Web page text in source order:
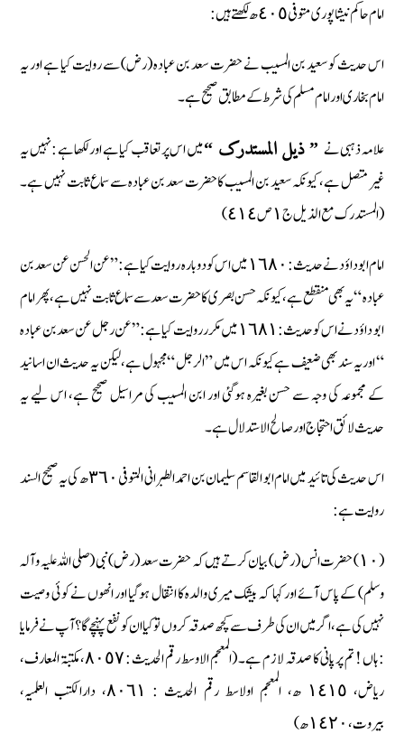
امام حاکم نیشا پوری متوفی ٤٠٥ ھ لکھتے ہیں :
اس حدیث کو سعید بن المسیب نے حضرت سعد بن عبادہ (رض) سے روایت کیا ہے اور یہ
امام بخاری اور امام مسلم کی شرط کے مطابق صحیح ہے۔
علامہ ذہبی نے ” ذیل المستدرک “میں اس پر تعاقب کیا ہے اور لکھا ہے : نہیں یہ
غیر متصل ہے، کیونکہ سعید بن المسیب کا حضرت سعد بن عبادہ سے سماع ثابت نہیں ہے۔
(المستدرک مع الذیل ج ١ ص ٤١٤)
امام ابو داؤد نے حدیث : ١٦٨٠ میں اس کو دوبارہ روایت کیا ہے : ” عن الحسن عن سعد بن
عبادہ “ یہ بھی منقطع ہے، کیونکہ حسن بصری کا حضرت سعد سے سماع ثابت نہیں ہے، پھر امام
ابو داؤد نے اس کو حدیث : ١٦٨١ میں مکرر روایت کیا ہے : ” عن رجل عن سعد بن عبادہ
“ اور یہ سند بھی ضعیف ہے کیونکہ اس میں ” الرجل “ مجہول ہے، لیکن یہ حدیث ان اسانید
کے مجموعہ کی وجہ سے حسن بغیرہ ہوگئی اور ابن المسیب کی مراسیل صحیح ہے، اس لیے یہ
حدیث لائق احتجاج اور صالح الاستدلال ہے۔
اس حدیث کی تائید میں امام ابو القاسم سلیمان بن احمد الطبرانی المتوفی ٣٦٠ ھ کی یہ صحیح السند
روایت ہے :
(١٠) حضرت انس (رض) بیان کرتے ہیں کہ حضرت سعد (رض) نبی (صلی اللہ علیہ وآلہ
وسلم) کے پاس آئے اور کہا کہ بیشک میری والدہ کا انتقال ہوگیا اور انھوں نے کوئی وصیت
نہیں کی ہے، اگر میں ان کی طرف سے کچھ صدقہ کروں تو کیا ان کو نفع پہنچے گا ؟ آپ نے فرمایا
: ہاں ! تم پر پانی کا صدقہ لازم ہے۔ (المعجم الاوسط رقم الحدیث : ٨٠٥٧، مکتبۃ المعارف،
ریاض، ١٤١٥ ھ، المعجم اولاسط رقم الحدیث : ٨٠٦١، دارالکتب العلمیہ،
بیروت، ١٤٢٠ ھ)